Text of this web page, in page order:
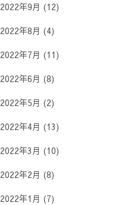
2022年9月 (12)
2022年8月 (4)
2022年7月 (11)
2022年6月 (8)
2022年5月 (2)
2022年4月 (13)
2022年3月 (10)
2022年2月 (8)
2022年1月 (7)